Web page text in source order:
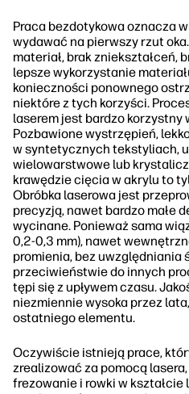
Praca bezdotykowa oznacza
wydawać na pierwszy rzut oka.
materiał, brak zniekształceń,
lepsze wykorzystanie
konieczności ponownego
niektóre z tych korzyści.
laserem jest bardzo
Pozbawione wystrzępień,
w syntetycznych tekstyliach,
wielowarstwowe lub
krawędzie cięcia w akrylu to
Obróbka laserowa jest
precyzją, nawet bardzo małe
wycinane. Ponieważ sama
0,2-0,3 mm), nawet
promienia, bez uwzględniania
przeciwieństwie do innych
tępi się z upływem czasu.
niezmiennie wysoka przez
ostatniego elementu.
Oczywiście istnieją prace,
zrealizować za pomocą
frezowanie i rowki w kształcie